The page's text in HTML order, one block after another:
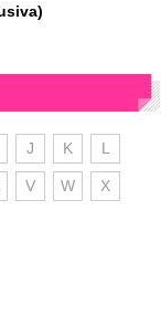
J K L
V W X